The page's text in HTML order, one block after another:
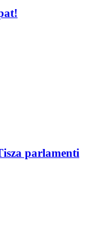
parlamenti